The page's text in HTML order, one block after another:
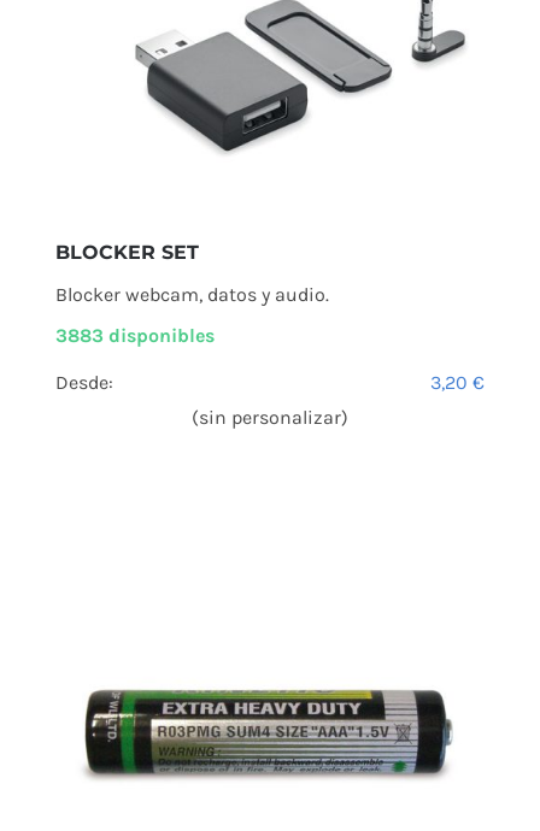
BLOCKER SET
Blocker webcam, datos y audio.
3883 disponibles
Desde: 3,20€
(sin personalizar)